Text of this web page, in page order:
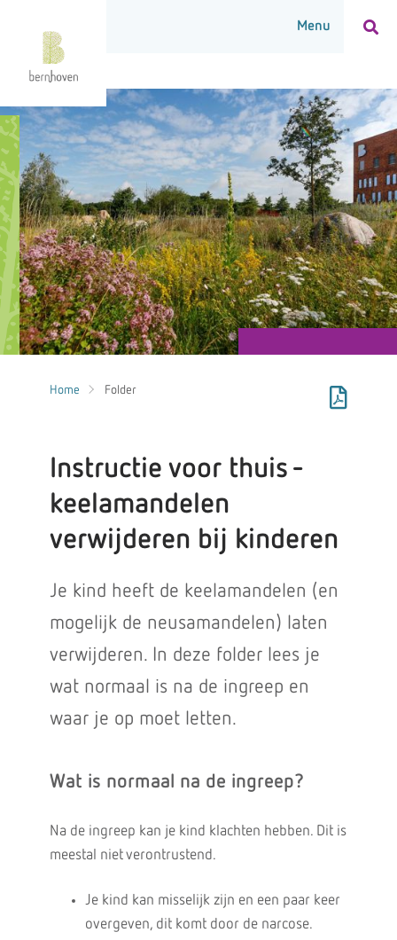
Home Folder
Instructie voor thuis -
keelamandelen
verwijderen bij kinderen
Je kind heeft de keelamandelen (en
mogelijk de neusamandelen) laten
verwijderen. In deze folder lees je
wat normaal is na de ingreep en
waar je op moet letten.
Wat is normaal na de ingreep?
Na de ingreep kan je kind klachten hebben. Dit is
meestal niet verontrustend.
Je kind kan misselijk zijn en een paar keer
overgeven, dit komt door de narcose.